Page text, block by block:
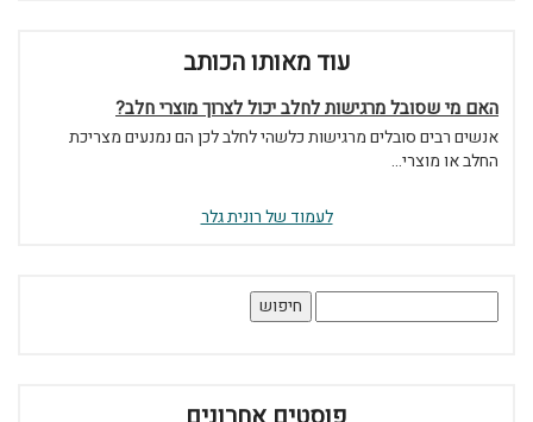
עוד מאותו הכותב
האם מי שסובל מרגישות לחלב יכול לצרוך מוצרי חלב?
אנשים רבים סובלים מרגישות כלשהי לחלב לכן הם נמנעים מצריכת
החלב או מוצרי...
לעמוד של רונית גלר